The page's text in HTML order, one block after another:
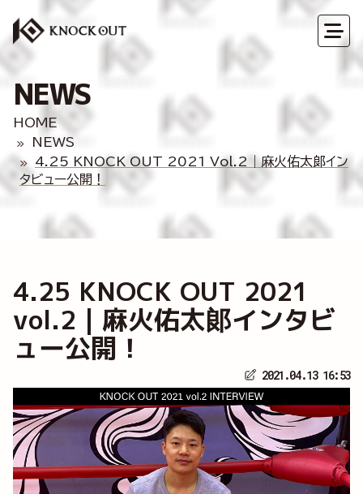
NEWS
HOME
NEWS
4.25 KNOCK OUT 2021 Vol.2｜麻火佑太郞イン
タビュー公開！
4.25 KNOCK OUT 2021
vol.2｜麻火佑太郞インタビ
ュー公開！
2021.04.13 16:53